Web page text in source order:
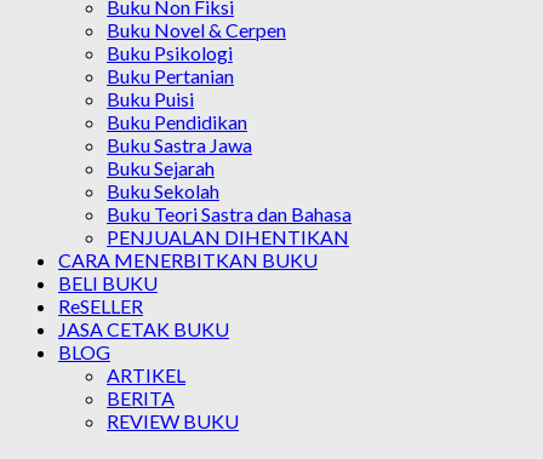
Buku Non Fiksi
Buku Novel & Cerpen
Buku Psikologi
Buku Pertanian
Buku Puisi
Buku Pendidikan
Buku Sastra Jawa
Buku Sejarah
Buku Sekolah
Buku Teori Sastra dan Bahasa
PENJUALAN DIHENTIKAN
CARA MENERBITKAN BUKU
BELI BUKU
ReSELLER
JASA CETAK BUKU
BLOG
ARTIKEL
BERITA
REVIEW BUKU